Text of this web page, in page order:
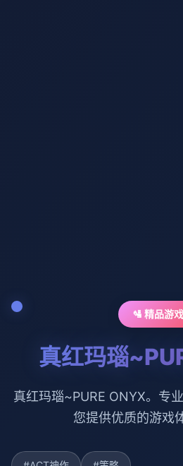
🛂 精品游戏
真红玛瑙
真红玛瑙~PURE ONYX。专
您提供优质的游戏